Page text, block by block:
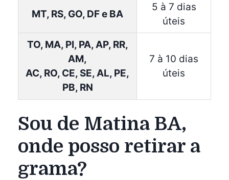
MT, RS, GO, DF e BA
5 à 7 dias
úteis
TO, MA, PI, PA, AP, RR,
AM,
AC, RO, CE, SE, AL, PE,
PB, RN
7 à 10 dias
úteis
Sou de Matina BA,
onde posso retirar a
grama?